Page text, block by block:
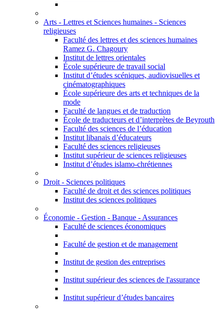
Arts - Lettres et Sciences humaines - Sciences
religieuses
Faculté des lettres et des sciences humaines
Ramez G. Chagoury
Institut de lettres orientales
École supérieure de travail social
Institut d’études scéniques, audiovisuelles et
cinématographiques
École supérieure des arts et techniques de la
mode
Faculté de langues et de traduction
École de traducteurs et d’interprètes de Beyrouth
Faculté des sciences de l’éducation
Institut libanais d’éducateurs
Faculté des sciences religieuses
Institut supérieur de sciences religieuses
Institut d’études islamo-chrétiennes
Droit - Sciences politiques
Faculté de droit et des sciences politiques
Institut des sciences politiques
Économie - Gestion - Banque - Assurances
Faculté de sciences économiques
Faculté de gestion et de management
Institut de gestion des entreprises
Institut supérieur des sciences de l'assurance
Institut supérieur d’études bancaires